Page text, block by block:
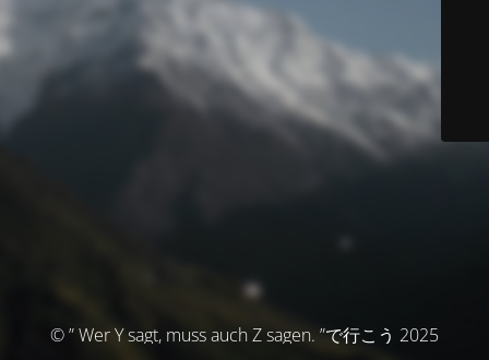
© ” Wer Y sagt, muss auch Z sagen. ”で行こう 2025